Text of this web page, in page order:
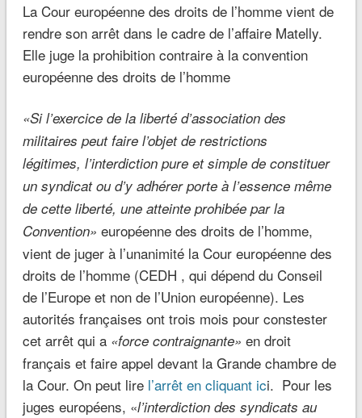
La Cour européenne des droits de l’homme vient de
rendre son arrêt dans le cadre de l’affaire Matelly.
Elle juge la prohibition contraire à la convention
européenne des droits de l’homme
«Si l’exercice de la liberté d’association des
militaires peut faire l’objet de restrictions
légitimes, l’interdiction pure et simple de constituer
un syndicat ou d’y adhérer porte à l’essence même
de cette liberté, une atteinte prohibée par la
Convention» européenne des droits de l’homme,
vient de juger à l’unanimité la Cour européenne des
droits de l’homme (CEDH , qui dépend du Conseil
de l’Europe et non de l’Union européenne). Les
autorités françaises ont trois mois pour constester
cet arrêt qui a «force contraignante» en droit
français et faire appel devant la Grande chambre de
la Cour. On peut lire l’arrêt en cliquant ici. Pour les
juges européens, «l’interdiction des syndicats au